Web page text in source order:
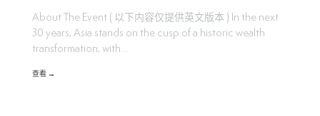
About The Event ( 以下内容仅提供英文版本 ) In the next
30 years, Asia stands on the cusp of a historic wealth
transformation, with ..
查看 →